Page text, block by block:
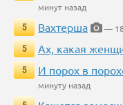
минут назад
5
Вахтерша
—
5
Ах, какая
5
И порох в
минуту назад